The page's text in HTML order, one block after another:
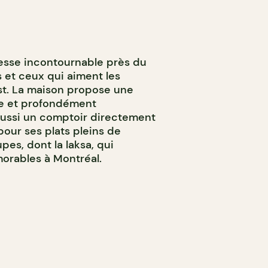
incontournable près du
et ceux qui aiment les
La maison propose une
et profondément
un comptoir directement
ses plats pleins de
dont la laksa, qui
à Montréal.